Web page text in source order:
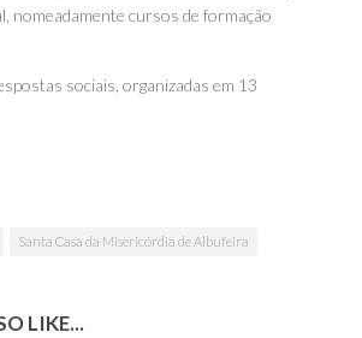
nomeadamente cursos de formação
sociais, organizadas em 13
Santa Casa da Misericórdia de Albufeira
LIKE...